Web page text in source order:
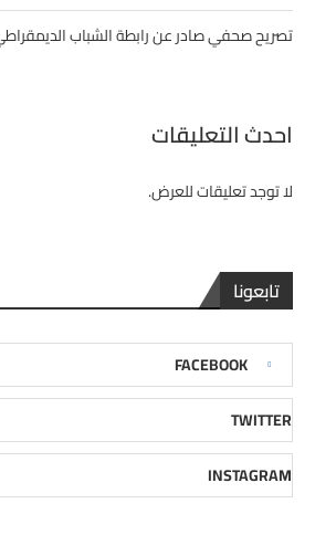
تصريح صحفي صادر عن رابطة الشباب
احدث التعليقات
لا توجد تعليقات للعرض.
تابعونا
FACEBOOK
TWITTER
INSTAGRAM